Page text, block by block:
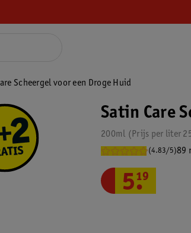
Scheergel voor een Droge Huid
Satin Care
200ml Prijs per liter
(4.83/5)89
5.
19